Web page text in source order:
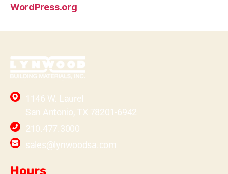
WordPress.org
1146 W. Laurel
San Antonio, TX 78201-6942
210.477.3000
sales@lynwoodsa.com